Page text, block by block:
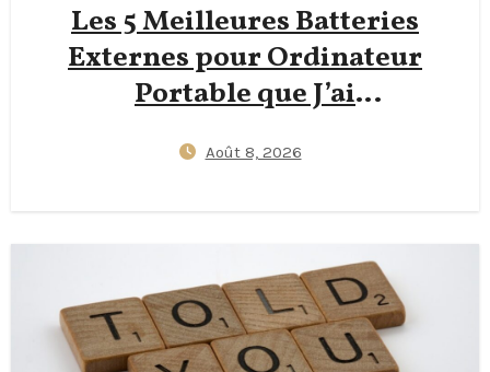
Les 5 Meilleures Batteries
Externes pour Ordinateur
Portable que J’ai
(2026)
Août 8, 2026